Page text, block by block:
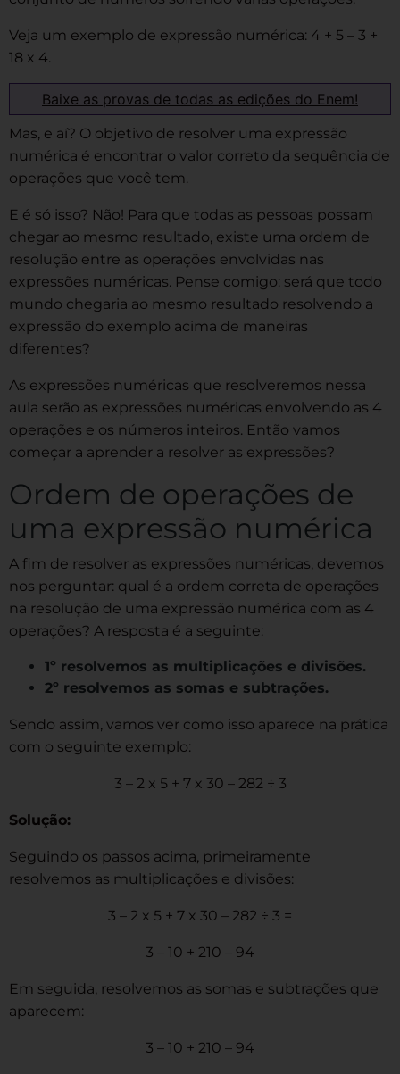
Veja um exemplo de expressão numérica: 4 + 5 – 3 +
18 x 4.
Baixe as provas de todas as edições do Enem!
Mas, e aí? O objetivo de resolver uma expressão
numérica é encontrar o valor correto da sequência de
operações que você tem.
E é só isso? Não! Para que todas as pessoas possam
chegar ao mesmo resultado, existe uma ordem de
resolução entre as operações envolvidas nas
expressões numéricas. Pense comigo: será que todo
mundo chegaria ao mesmo resultado resolvendo a
expressão do exemplo acima de maneiras
diferentes?
As expressões numéricas que resolveremos nessa
aula serão as expressões numéricas envolvendo as 4
operações e os números inteiros. Então vamos
começar a aprender a resolver as expressões?
Ordem de operações de
uma expressão numérica
A fim de resolver as expressões numéricas, devemos
nos perguntar: qual é a ordem correta de operações
na resolução de uma expressão numérica com as 4
operações? A resposta é a seguinte:
1º resolvemos as multiplicações e divisões.
2º resolvemos as somas e subtrações.
Sendo assim, vamos ver como isso aparece na prática
com o seguinte exemplo:
3 – 2 x 5 + 7 x 30 – 282 ÷ 3
Solução:
Seguindo os passos acima, primeiramente
resolvemos as multiplicações e divisões:
3 – 2 x 5 + 7 x 30 – 282 ÷ 3 =
3 – 10 + 210 – 94
Em seguida, resolvemos as somas e subtrações que
aparecem:
3 – 10 + 210 – 94